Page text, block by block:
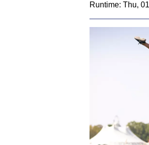
Runtime: Thu,